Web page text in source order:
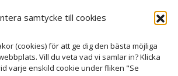
samtycke till cookies
(cookies) för att ge dig den bästa möjliga
Vill du veta vad vi samlar in? Klicka
varje enskild cookie under fliken "Se
för sjuksköterskor inom äldre- och
anhöriga